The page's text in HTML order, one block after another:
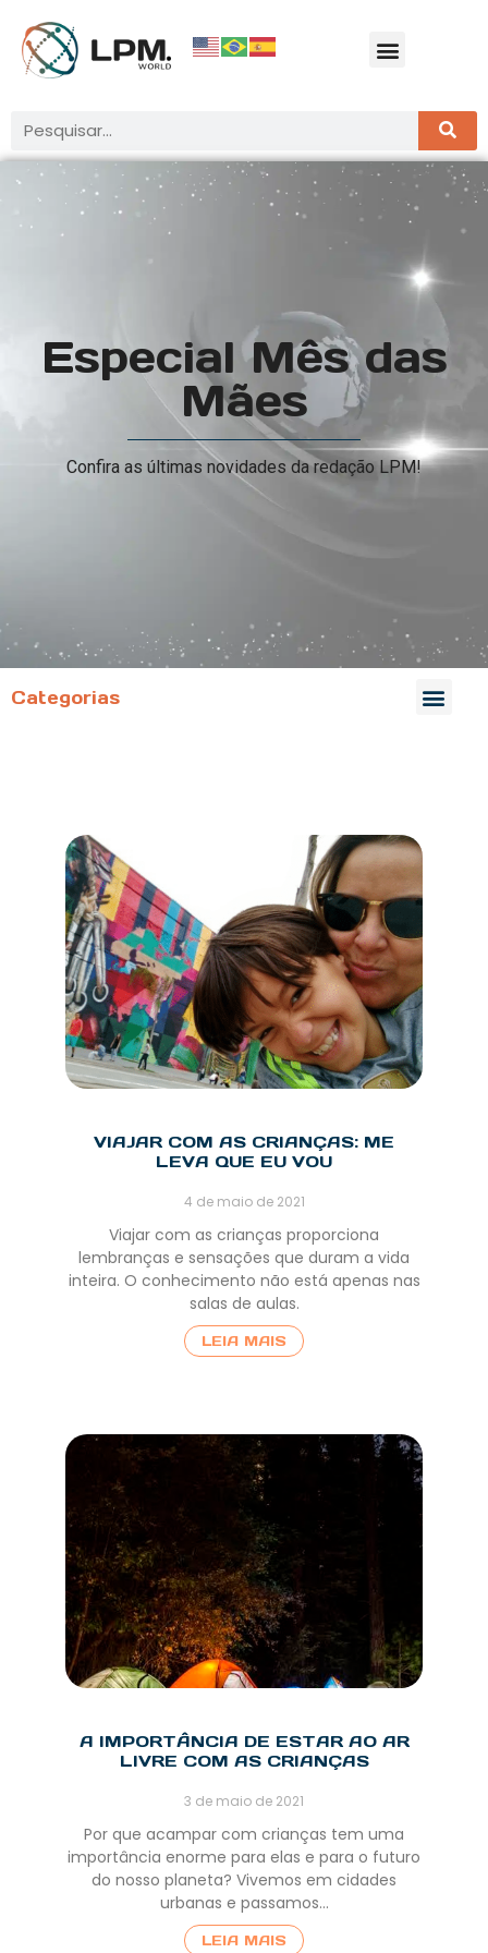
Especial Mês das
Mães
Confira as últimas novidades da redação LPM!
Categorias
VIAJAR COM AS CRIANÇAS: ME
LEVA QUE EU VOU
4 de maio de 2021
Viajar com as crianças proporciona
lembranças e sensações que duram a vida
inteira. O conhecimento não está apenas nas
salas de aulas.
LEIA MAIS
A IMPORTÂNCIA DE ESTAR AO AR
LIVRE COM AS CRIANÇAS
3 de maio de 2021
Por que acampar com crianças tem uma
importância enorme para elas e para o futuro
do nosso planeta? Vivemos em cidades
urbanas e passamos…
LEIA MAIS